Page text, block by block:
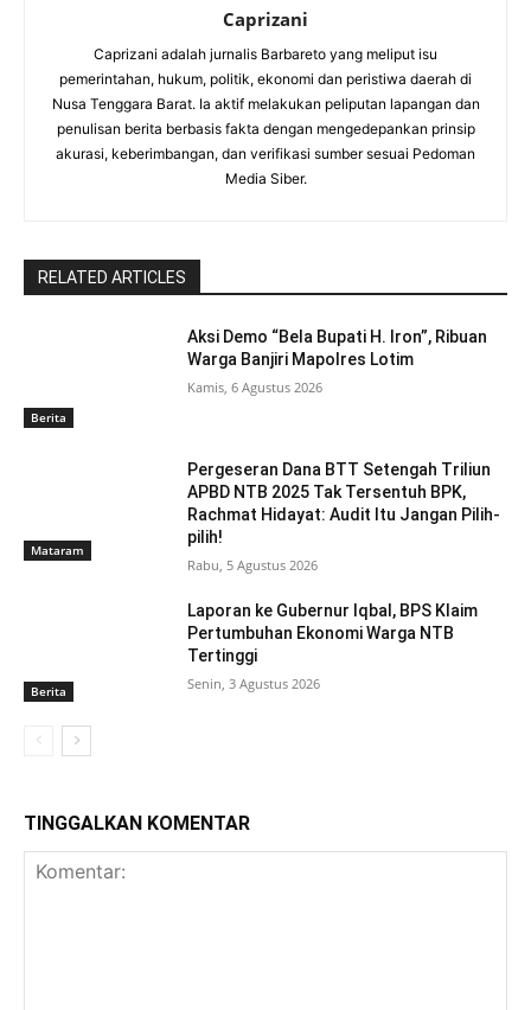
Caprizani
Caprizani adalah jurnalis Barbareto yang meliput isu
pemerintahan, hukum, politik, ekonomi dan peristiwa daerah di
Nusa Tenggara Barat. Ia aktif melakukan peliputan lapangan dan
penulisan berita berbasis fakta dengan mengedepankan prinsip
akurasi, keberimbangan, dan verifikasi sumber sesuai Pedoman
Media Siber.
RELATED ARTICLES
Berita
Aksi Demo “Bela Bupati H. Iron”, Ribuan
Warga Banjiri Mapolres Lotim
Kamis, 6 Agustus 2026
Mataram
Pergeseran Dana BTT Setengah Triliun
APBD NTB 2025 Tak Tersentuh BPK,
Rachmat Hidayat: Audit Itu Jangan Pilih-
pilih!
Rabu, 5 Agustus 2026
Berita
Laporan ke Gubernur Iqbal, BPS Klaim
Pertumbuhan Ekonomi Warga NTB
Tertinggi
Senin, 3 Agustus 2026
TINGGALKAN KOMENTAR